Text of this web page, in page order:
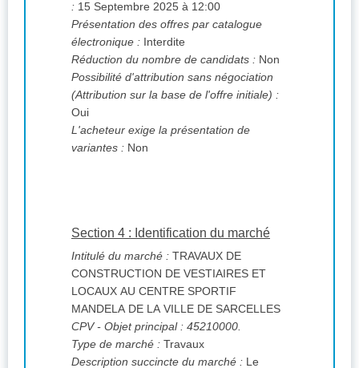
: 15 Septembre 2025 à 12:00
Présentation des offres par catalogue
électronique : Interdite
Réduction du nombre de candidats : Non
Possibilité d'attribution sans négociation
(Attribution sur la base de l'offre initiale) :
Oui
L'acheteur exige la présentation de
variantes : Non
Section 4 : Identification du marché
Intitulé du marché : TRAVAUX DE
CONSTRUCTION DE VESTIAIRES ET
LOCAUX AU CENTRE SPORTIF
MANDELA DE LA VILLE DE SARCELLES
CPV- Objet principal : 45210000.
Type de marché : Travaux
Description succincte du marché : Le